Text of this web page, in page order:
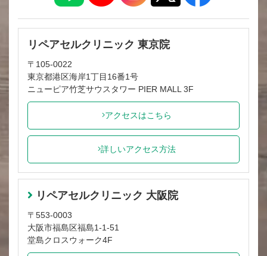
リペアセルクリニック 東京院
〒105-0022
東京都港区海岸1丁目16番1号
ニューピア竹芝サウスタワー PIER MALL 3F
アクセスはこちら
詳しいアクセス方法
リペアセルクリニック 大阪院
〒553-0003
大阪市福島区福島1-1-51
堂島クロスウォーク4F